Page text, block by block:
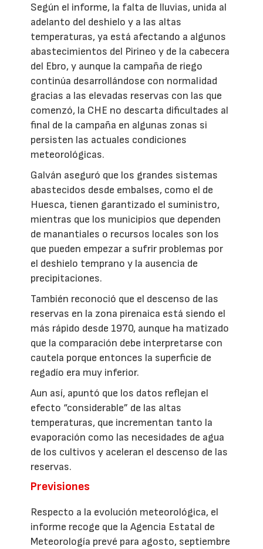
Según el informe, la falta de lluvias, unida al
adelanto del deshielo y a las altas
temperaturas, ya está afectando a algunos
abastecimientos del Pirineo y de la cabecera
del Ebro, y aunque la campaña de riego
continúa desarrollándose con normalidad
gracias a las elevadas reservas con las que
comenzó, la CHE no descarta dificultades al
final de la campaña en algunas zonas si
persisten las actuales condiciones
meteorológicas.
Galván aseguró que los grandes sistemas
abastecidos desde embalses, como el de
Huesca, tienen garantizado el suministro,
mientras que los municipios que dependen
de manantiales o recursos locales son los
que pueden empezar a sufrir problemas por
el deshielo temprano y la ausencia de
precipitaciones.
También reconoció que el descenso de las
reservas en la zona pirenaica está siendo el
más rápido desde 1970, aunque ha matizado
que la comparación debe interpretarse con
cautela porque entonces la superficie de
regadío era muy inferior.
Aun así, apuntó que los datos reflejan el
efecto “considerable” de las altas
temperaturas, que incrementan tanto la
evaporación como las necesidades de agua
de los cultivos y aceleran el descenso de las
reservas.
Previsiones
Respecto a la evolución meteorológica, el
informe recoge que la Agencia Estatal de
Meteorología prevé para agosto, septiembre